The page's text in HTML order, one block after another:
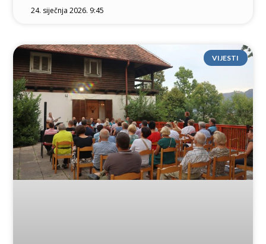
24. siječnja 2026. 9:45
VIJESTI